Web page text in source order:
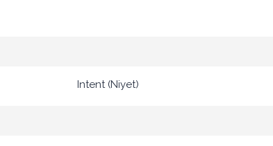
Intent (Niyet)